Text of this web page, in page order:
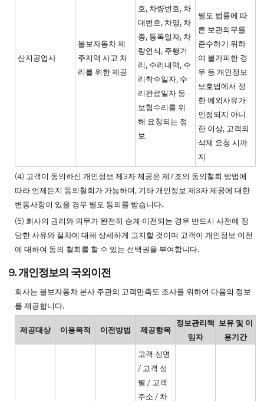
산지공업사
볼보자동차 제
주지역 사고 처
리를 위한 제공
호, 차량번호, 차
대번호, 차명, 차
종, 등록일자, 차
량연식, 주행거
리, 수리내역, 수
리착수일자, 수
리완료일자 등
보험수리를 위
해 요청되는 정
보
별도 법률에 따
른 보관의무를
준수하기 위하
여 불가피한 경
우 등 개인정보
보호법에서 정
한 예외사유가
인정되지 아니
한 이상, 고객의
삭제 요청 시까
지
(4) 고객이 동의하신 개인정보 제3자 제공은 제7조의 동의철회 방법에
따라 언제든지 동의철회가 가능하며, 기타 개인정보 제3자 제공에 대한
변동사항이 있을 경우 별도 동의를 받습니다.
(5) 회사의 권리와 의무가 완전히 승계∙이전되는 경우 반드시 사전에 정
당한 사유와 절차에 대해 상세하게 고지할 것이며 고객이 개인정보 이전
에 대하여 동의 철회를 할 수 있는 선택권을 부여합니다.
9. 개인정보의 국외이전
회사는 볼보자동차 본사 주관의 고객만족도 조사를 위하여 다음의 정보
를 제공합니다.
제공대상 이용목적 이전방법 제공항목
정보관리책
임자
보유 및 이
용기간
고객 성명
/ 고객 성
별 / 고객
주소 / 차